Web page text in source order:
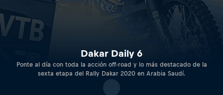
Dakar Daily 6
Ponte al día con toda la acción off-road y lo más destacado de la
sexta etapa del Rally Dakar 2020 en Arabia Saudí.